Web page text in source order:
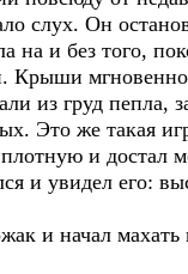
слух. Он
на и без того,
мгновенно
из груд пепла,
Это же такая
и достал
и увидел его:
и начал